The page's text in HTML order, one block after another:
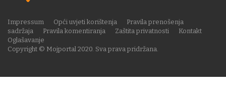
Copyright © Mojportal 2020. Sva prava pridržana.
Impressum Opći uvjeti korištenja
Pravila prenošenja
sadržaja
Pravila komentiranja Zaštita privatnosti
Kontakt
Oglašavanje